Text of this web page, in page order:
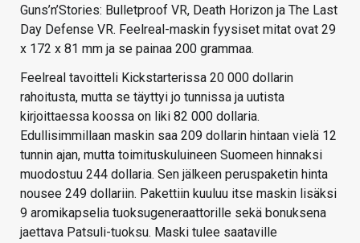
Guns’n’Stories: Bulletproof VR, Death Horizon ja The Last
Day Defense VR. Feelreal-maskin fyysiset mitat ovat 29
x 172 x 81 mm ja se painaa 200 grammaa.
Feelreal tavoitteli Kickstarterissa 20 000 dollarin
rahoitusta, mutta se täyttyi jo tunnissa ja uutista
kirjoittaessa koossa on liki 82 000 dollaria.
Edullisimmillaan maskin saa 209 dollarin hintaan vielä 12
tunnin ajan, mutta toimituskuluineen Suomeen hinnaksi
muodostuu 244 dollaria. Sen jälkeen peruspaketin hinta
nousee 249 dollariin. Pakettiin kuuluu itse maskin lisäksi
9 aromikapselia tuoksugeneraattorille sekä bonuksena
jaettava Patsuli-tuoksu. Maski tulee saataville